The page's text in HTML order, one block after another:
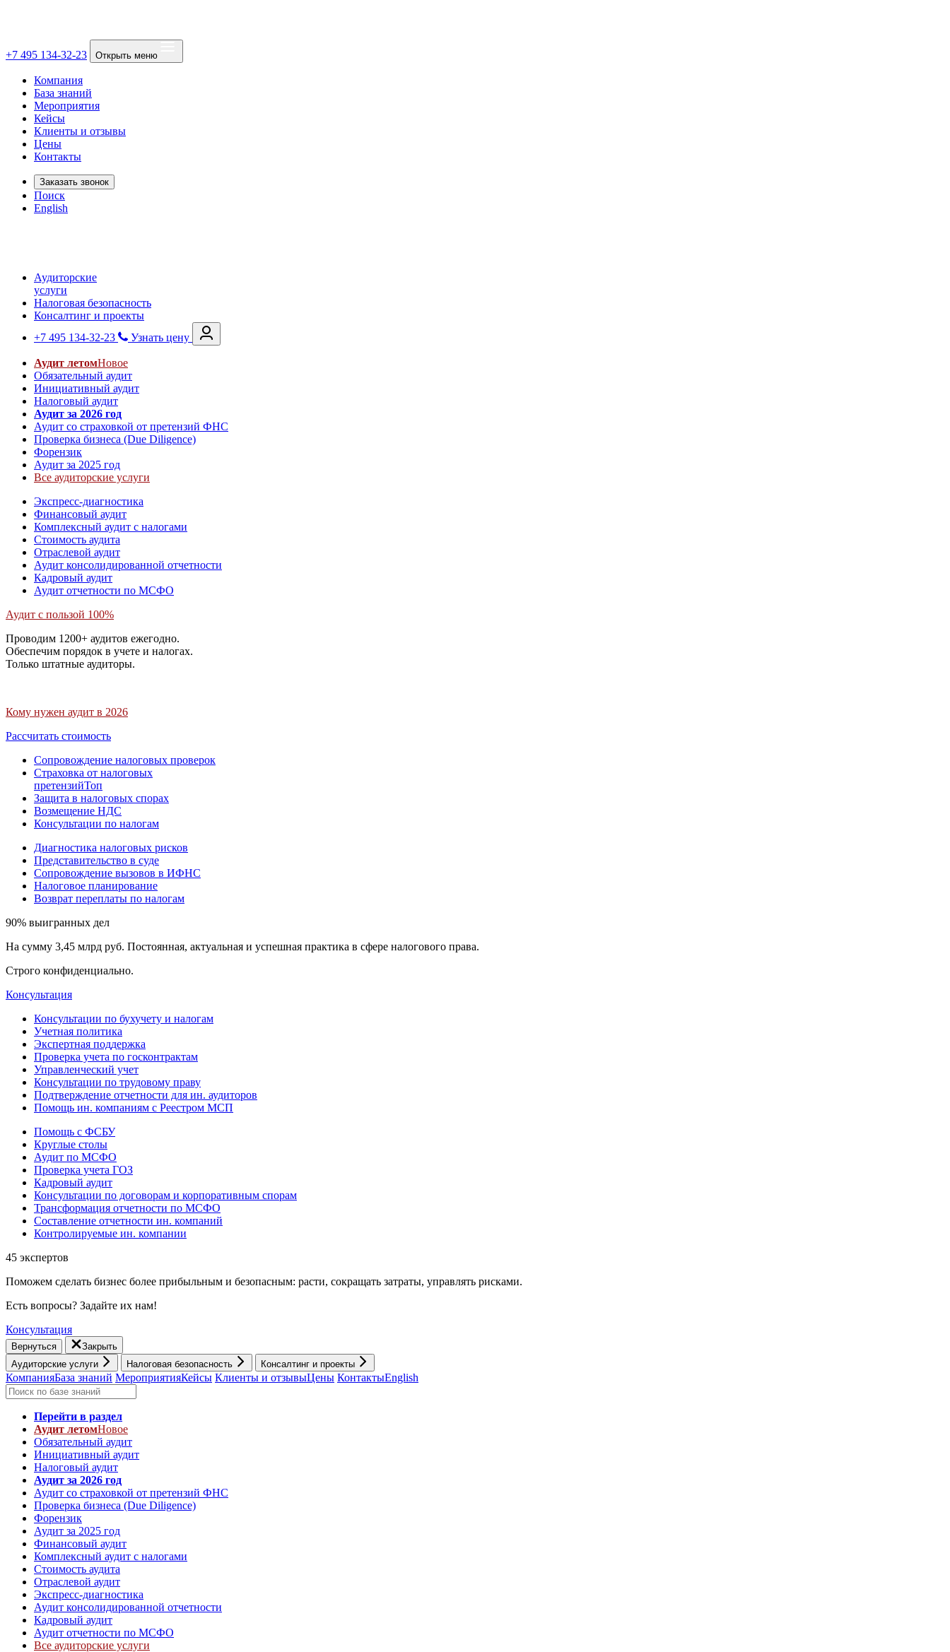
+7 495 134-32-23 Открыть меню
Компания
База знаний
Мероприятия
Кейсы
Клиенты и отзывы
Цены
Контакты
Заказать звонок
Поиск
English
Аудиторские
услуги
Налоговая безопасность
Консалтинг и проекты
+7 495 134-32-23
Узнать цену
Аудит летомНовое
Обязательный аудит
Инициативный аудит
Налоговый аудит
Аудит за 2026 год
Аудит со страховкой от претензий ФНС
Проверка бизнеса (Due Diligence)
Форензик
Аудит за 2025 год
Все аудиторские услуги
Экспресс-диагностика
Финансовый аудит
Комплексный аудит с налогами
Стоимость аудита
Отраслевой аудит
Аудит консолидированной отчетности
Кадровый аудит
Аудит отчетности по МСФО
Аудит с пользой 100%
Проводим 1200+ аудитов ежегодно.
Обеспечим порядок в учете и налогах.
Только штатные аудиторы.
Кому нужен аудит в 2026
Рассчитать стоимость
Сопровождение налоговых проверок
Страховка от налоговых
претензийТоп
Защита в налоговых спорах
Возмещение НДС
Консультации по налогам
Диагностика налоговых рисков
Представительство в суде
Сопровождение вызовов в ИФНС
Налоговое планирование
Возврат переплаты по налогам
90% выигранных дел
На сумму 3,45 млрд руб. Постоянная, актуальная и успешная практика в сфере налогового права.
Строго конфиденциально.
Консультация
Консультации по бухучету и налогам
Учетная политика
Экспертная поддержка
Проверка учета по госконтрактам
Управленческий учет
Консультации по трудовому праву
Подтверждение отчетности для ин. аудиторов
Помощь ин. компаниям с Реестром МСП
Помощь с ФСБУ
Круглые столы
Аудит по МСФО
Проверка учета ГОЗ
Кадровый аудит
Консультации по договорам и корпоративным спорам
Трансформация отчетности по МСФО
Составление отчетности ин. компаний
Контролируемые ин. компании
45 экспертов
Поможем сделать бизнес более прибыльным и безопасным: расти, cокращать затраты, управлять рисками.
Есть вопросы? Задайте их нам!
Консультация
Вернуться
Закрыть
Аудиторские услуги
Налоговая безопасность Консалтинг и проекты
КомпанияБаза знаний МероприятияКейсы Клиенты и отзывыЦены КонтактыEnglish
Перейти в раздел
Аудит летомНовое
Обязательный аудит
Инициативный аудит
Налоговый аудит
Аудит за 2026 год
Аудит со страховкой от претензий ФНС
Проверка бизнеса (Due Diligence)
Форензик
Аудит за 2025 год
Финансовый аудит
Комплексный аудит с налогами
Стоимость аудита
Отраслевой аудит
Экспресс-диагностика
Аудит консолидированной отчетности
Кадровый аудит
Аудит отчетности по МСФО
Все аудиторские услуги